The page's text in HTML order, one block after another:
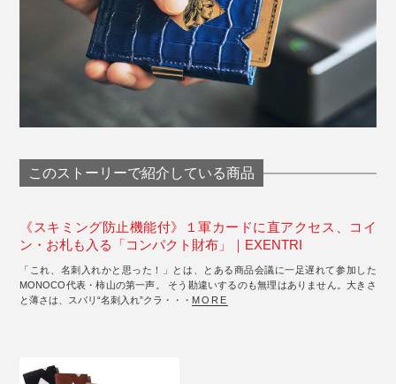
このストーリーで紹介している商品
《スキミング防止機能付》１軍カードに直アクセス、コイ
ン・お札も入る「コンパクト財布」｜EXENTRI
「これ、名刺入れかと思った！」とは、とある商品会議に一足遅れて参加した
MONOCO代表・柿山の第一声。 そう勘違いするのも無理はありません。大きさ
と薄さは、スバリ“名刺入れ”クラ・・・ MORE